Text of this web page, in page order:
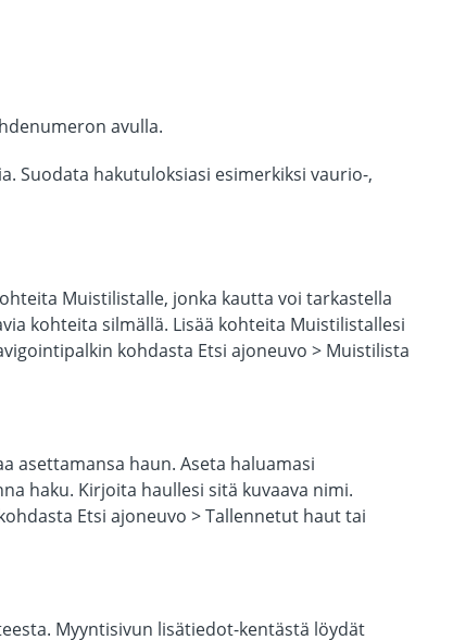
avulla.
Suodata hakutuloksiasi esimerkiksi vaurio-,
Muistilistalle, jonka kautta voi tarkastella
kohteita silmällä. Lisää kohteita Muistilistallesi
kohdasta Etsi ajoneuvo > Muistilista
asettamansa haun. Aseta haluamasi
haku. Kirjoita haullesi sitä kuvaava nimi.
Etsi ajoneuvo > Tallennetut haut tai
Myyntisivun lisätiedot-kentästä löydät